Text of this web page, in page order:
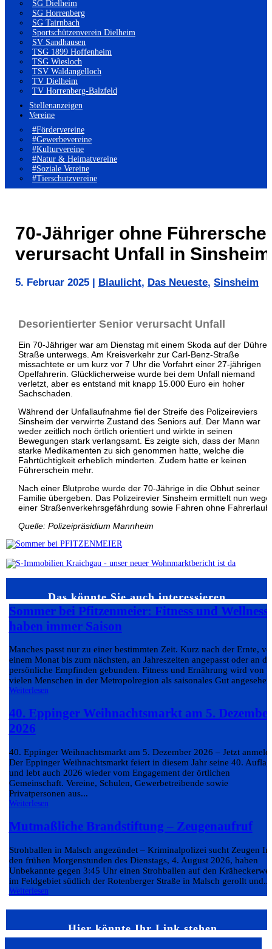
SG Dielheim
SG Horrenberg
SG Tairnbach
Sportschützenverein Dielheim
SV Sandhausen
TSG 1899 Hoffenheim
TSG Wiesloch
TSV Waldangelloch
TV Dielheim
TV Horrenberg-Balzfeld
Stellenanzeigen
Vereine
#Fördervereine
#Gewerbevereine
#Kulturvereine
#Natur & Heimatvereine
#Soziale Vereine
#Tierschutzvereine
70-Jähriger ohne
verursacht Unfall in Sinsheim
5. Februar 2025 Blaulicht, Das Neueste, Sinsheim
Desorientierter Senior verursacht Unfall
Ein 70-Jähriger war am Dienstag mit einem Skoda auf der
Straße unterwegs. Am Kreisverkehr zur Carl-Benz-Straße
missachtete er um kurz vor 7 Uhr die Vorfahrt einer 27-jährigen
Opelfahrerin. Glücklicherweise wurde bei dem Unfall niemand
verletzt, aber es entstand mit knapp 15.000 Euro ein hoher
Sachschaden.
Während der Unfallaufnahme fiel der Streife des Polizeireviers
Sinsheim der verwirrte Zustand des Seniors auf. Der Mann war
weder zeitlich noch örtlich orientiert und wirkte in seinen
Bewegungen stark verlangsamt. Es zeigte sich, dass der Mann
starke Medikamenten zu sich genommen hatte, welche die
Fahrtüchtigkeit erheblich minderten. Zudem hatte er keinen
Führerschein mehr.
Nach einer Blutprobe wurde der 70-Jährige in die Obhut seiner
Familie übergeben. Das Polizeirevier Sinsheim ermittelt nun
einer Straßenverkehrsgefährdung sowie Fahren ohne
Quelle: Polizeipräsidium Mannheim
Das könnte Sie auch interessieren…
Sommer bei Pfitzenmeier: Fitness und Wellness
haben immer Saison
Manches passt nur zu einer bestimmten Zeit. Kurz nach der Ernte,
einem Monat bis zum nächsten, an Jahreszeiten angepasst oder an
persönliche Empfinden gebunden. Fitness und Ernährung wird von
vielen Menschen in der Metropolregion als saisonales Gut
Weiterlesen
40. Eppinger Weihnachtsmarkt am 5.
2026
40. Eppinger Weihnachtsmarkt am 5. Dezember 2026 – Jetzt
Der Eppinger Weihnachtsmarkt feiert in diesem Jahr seine 40.
und lebt auch 2026 wieder vom Engagement der örtlichen
Gemeinschaft. Vereine, Schulen, Gewerbetreibende sowie
Privatpersonen aus...
Weiterlesen
Mutmaßliche Brandstiftung – Zeugenaufruf
Strohballen in Malsch angezündet – Kriminalpolizei sucht Zeugen In
den frühen Morgenstunden des Dienstags, 4. August 2026, haben
Unbekannte gegen 3:45 Uhr einen Strohballen auf den
im Feldgebiet südlich der Rotenberger Straße in Malsch gerollt und...
Weiterlesen
Hier könnte Ihr Link stehen